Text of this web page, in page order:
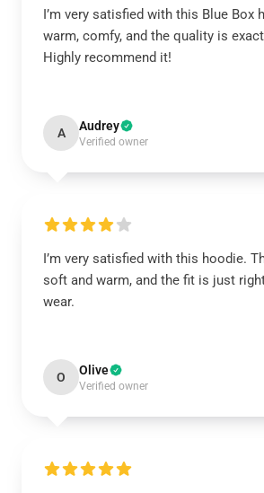
I’m very satisfied with this Blue Box
warm, comfy, and the quality is
Highly recommend it!
A Audrey
Verified owner
I’m very satisfied with this hoodie.
soft and warm, and the fit is just
wear.
O Olive
Verified owner